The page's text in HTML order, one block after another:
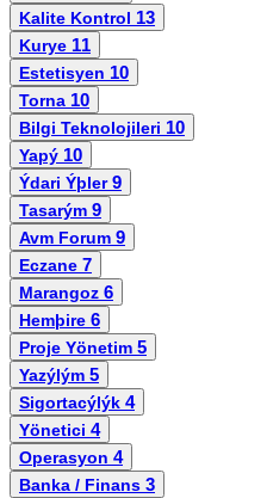
Kalite Kontrol 13
Kurye 11
Estetisyen 10
Torna 10
Bilgi Teknolojileri 10
Yapý 10
Ýdari Ýþler9
Tasarým 9
Avm Forum 9
Eczane 7
Marangoz 6
Hemþire 6
Proje Yönetim 5
Yazýlým 5
Sigortacýlýk 4
Yönetici 4
Operasyon 4
Banka / Finans 3